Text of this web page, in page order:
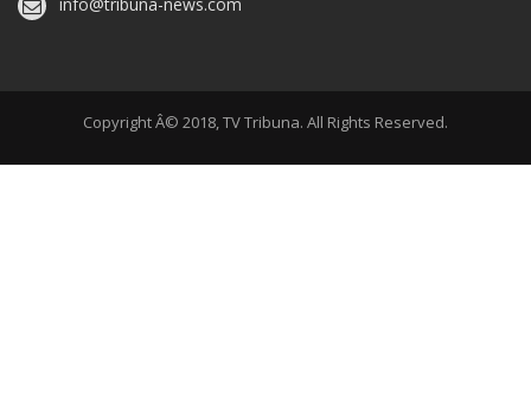
Copyright Â© 2018, TV Tribuna. All Rights Reserved.